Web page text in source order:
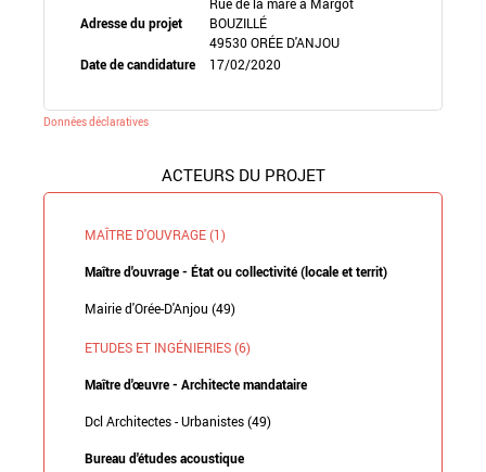
Adresse du projet
BOUZILLÉ
49530 ORÉE D'ANJOU
Date de candidature
17/02/2020
Données déclaratives
ACTEURS DU PROJET
MAÎTRE D'OUVRAGE (1)
Maître d'ouvrage - État ou collectivité (locale et territ)
Mairie d'Orée-D'Anjou (49)
ETUDES ET INGÉNIERIES (6)
Maître d'œuvre - Architecte mandataire
Dcl Architectes - Urbanistes (49)
Bureau d'études acoustique